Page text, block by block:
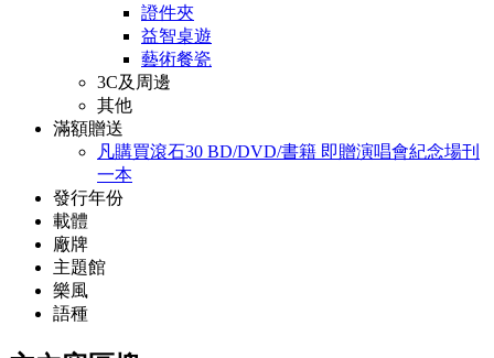
證件夾
益智桌遊
藝術餐瓷
3C及周邊
其他
滿額贈送
凡購買滾石30 BD/DVD/書籍 即贈演唱會紀念場刊
一本
發行年份
載體
廠牌
主題館
樂風
語種